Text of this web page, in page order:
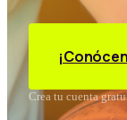
Crea tu cuenta